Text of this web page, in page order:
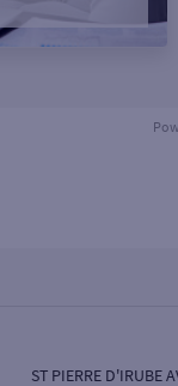
ST PIERRE D'IRUBE